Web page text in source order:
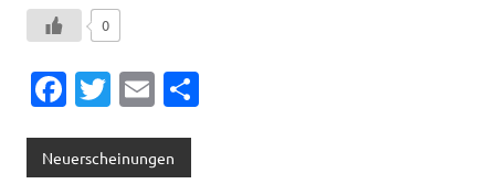
0
Fa
e
T
it
E
ai
Neuerscheinungen